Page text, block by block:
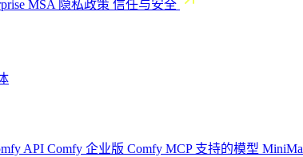
MSA 隐私政策 信任与安全
API Comfy 企业版 Comfy MCP 支持的模型